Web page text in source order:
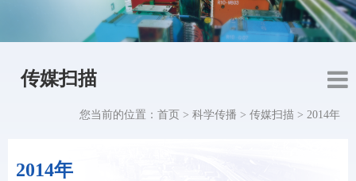
传媒扫描
2014年
您当前的位置： 首页 > 科学传播 > 传媒扫描 > 2014年